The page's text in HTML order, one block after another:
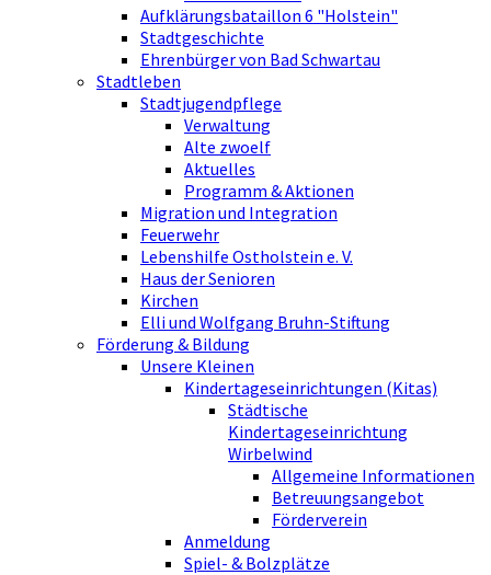
Aufklärungsbataillon 6 "Holstein"
Stadtgeschichte
Ehrenbürger von Bad Schwartau
Stadtleben
Stadtjugendpflege
Verwaltung
Alte zwoelf
Aktuelles
Programm & Aktionen
Migration und Integration
Feuerwehr
Lebenshilfe Ostholstein e. V.
Haus der Senioren
Kirchen
Elli und Wolfgang Bruhn-Stiftung
Förderung & Bildung
Unsere Kleinen
Kindertageseinrichtungen (Kitas)
Städtische
Kindertageseinrichtung
Wirbelwind
Allgemeine Informationen
Betreuungsangebot
Förderverein
Anmeldung
Spiel- & Bolzplätze